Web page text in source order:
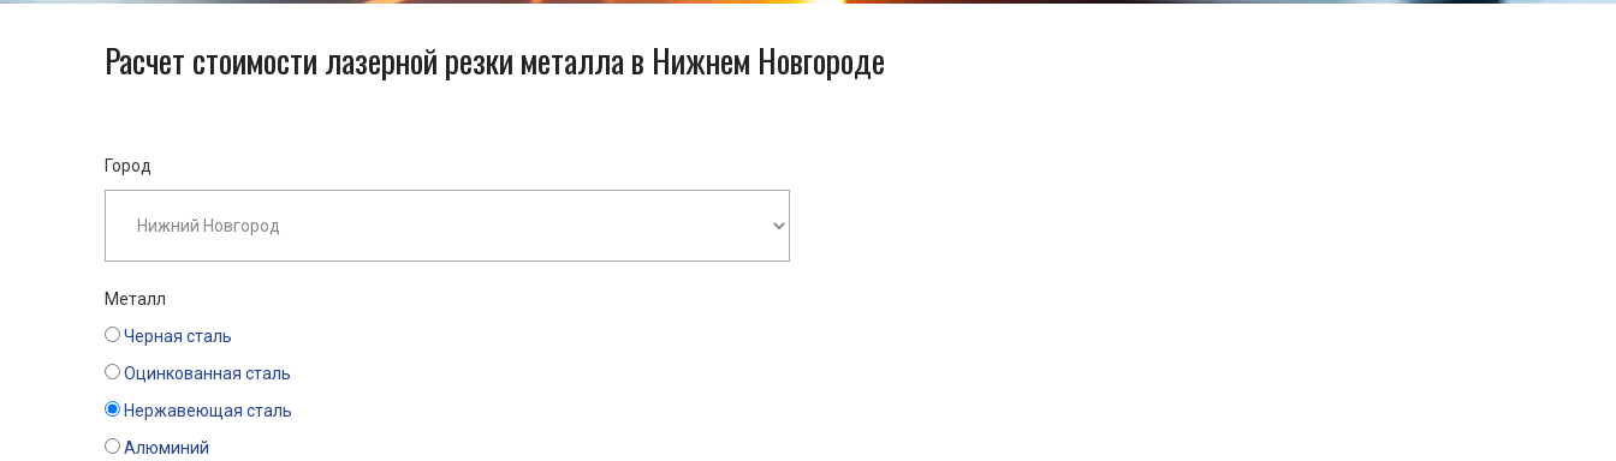
Расчет стоимости лазерной резки металла в Нижнем Новгороде
Город
Металл
Черная сталь
Оцинкованная сталь
Нержавеющая сталь
Алюминий